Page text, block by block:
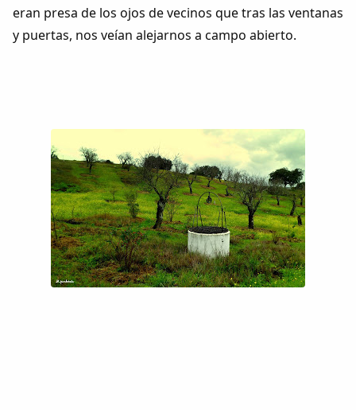
eran presa de los ojos de vecinos que tras las ventanas
y puertas, nos veían alejarnos a campo abierto.